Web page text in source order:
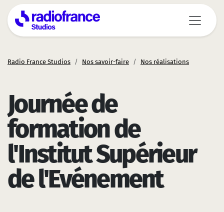
Aller au contenu principal
Radio France Studios Nos savoir-faire Nos réalisations
Journée de
formation de
l'Institut Supérieur
de l'Evénement